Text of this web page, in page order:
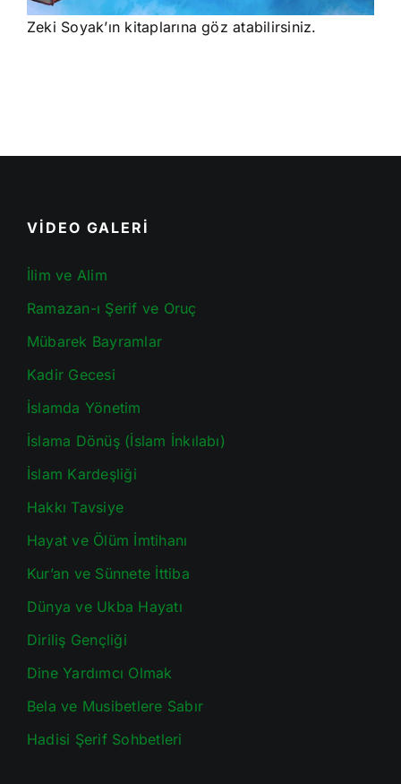
Zeki Soyak’ın kitaplarına göz atabilirsiniz.
VİDEO GALERİ
İlim ve Alim
Ramazan-ı Şerif ve Oruç
Mübarek Bayramlar
Kadir Gecesi
İslamda Yönetim
İslama Dönüş (İslam İnkılabı)
İslam Kardeşliği
Hakkı Tavsiye
Hayat ve Ölüm İmtihanı
Kur’an ve Sünnete İttiba
Dünya ve Ukba Hayatı
Diriliş Gençliği
Dine Yardımcı Olmak
Bela ve Musibetlere Sabır
Hadisi Şerif Sohbetleri